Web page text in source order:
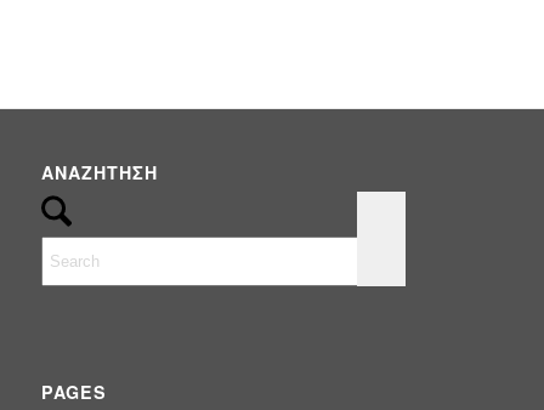
ΑΝΑΖΉΤΗΣΗ
PAGES